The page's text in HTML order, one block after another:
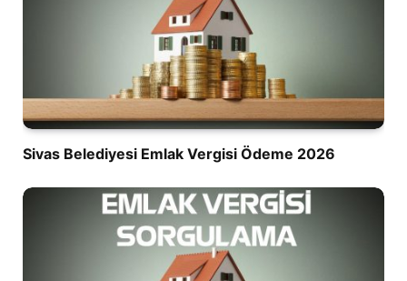
Sivas Belediyesi Emlak Vergisi Ödeme 2026